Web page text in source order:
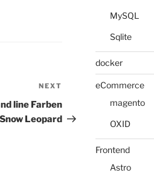
Post
NEXT
line Farben
Leopard
MySQL
Sqlite
docker
eCommerce
magento
OXID
Frontend
Astro